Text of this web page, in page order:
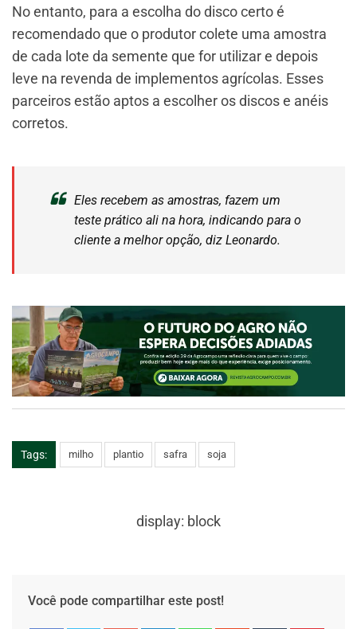
No entanto, para a escolha do disco certo é
recomendado que o produtor colete uma amostra
de cada lote da semente que for utilizar e depois
leve na revenda de implementos agrícolas. Esses
parceiros estão aptos a escolher os discos e anéis
corretos.
Eles recebem as amostras, fazem um
teste prático ali na hora, indicando para o
cliente a melhor opção, diz Leonardo.
Tags: milho plantio safra soja
display: block
Você pode compartilhar este post!